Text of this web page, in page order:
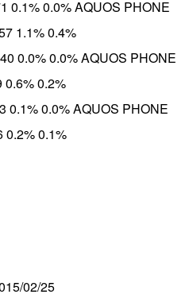
0.1% 0.0% AQUOS PHONE
1.1% 0.4%
0.0% 0.0% AQUOS PHONE
0.6% 0.2%
0.1% 0.0% AQUOS PHONE
0.2% 0.1%
02/25